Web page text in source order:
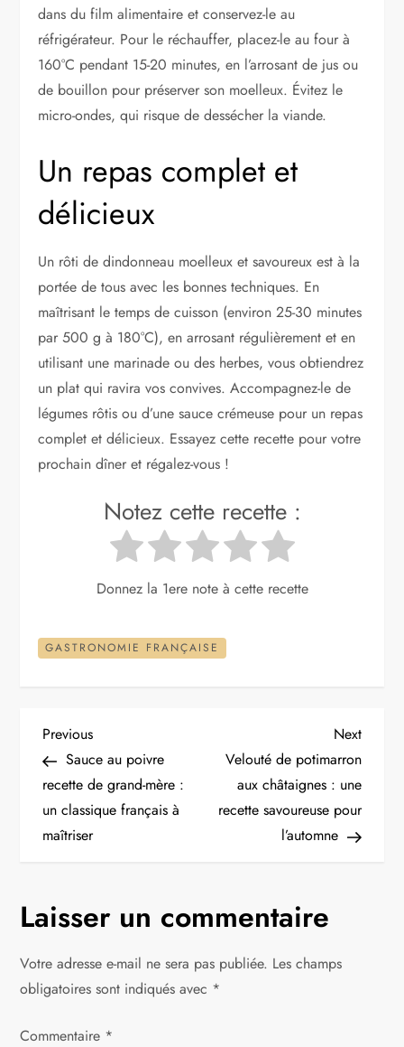
dans du film alimentaire et conservez-le au
réfrigérateur. Pour le réchauffer, placez-le au four à
160°C pendant 15-20 minutes, en l’arrosant de jus ou
de bouillon pour préserver son moelleux. Évitez le
micro-ondes, qui risque de dessécher la viande.
Un repas complet et
délicieux
Un rôti de dindonneau moelleux et savoureux est à la
portée de tous avec les bonnes techniques. En
maîtrisant le temps de cuisson (environ 25-30 minutes
par 500 g à 180°C), en arrosant régulièrement et en
utilisant une marinade ou des herbes, vous obtiendrez
un plat qui ravira vos convives. Accompagnez-le de
légumes rôtis ou d’une sauce crémeuse pour un repas
complet et délicieux. Essayez cette recette pour votre
prochain dîner et régalez-vous !
Notez cette recette :
Donnez la 1ere note à cette recette
GASTRONOMIE FRANÇAISE
N
a
v
g
a
t
Previous
Post
Previous
Sauce au poivre
recette de grand-mère :
un classique français à
maîtriser
Next
Post
Next
Velouté de potimarron
aux châtaignes : une
recette savoureuse pour
l’automne
Laisser un commentaire
Votre adresse e-mail ne sera pas publiée. Les champs
obligatoires sont indiqués avec *
Commentaire *